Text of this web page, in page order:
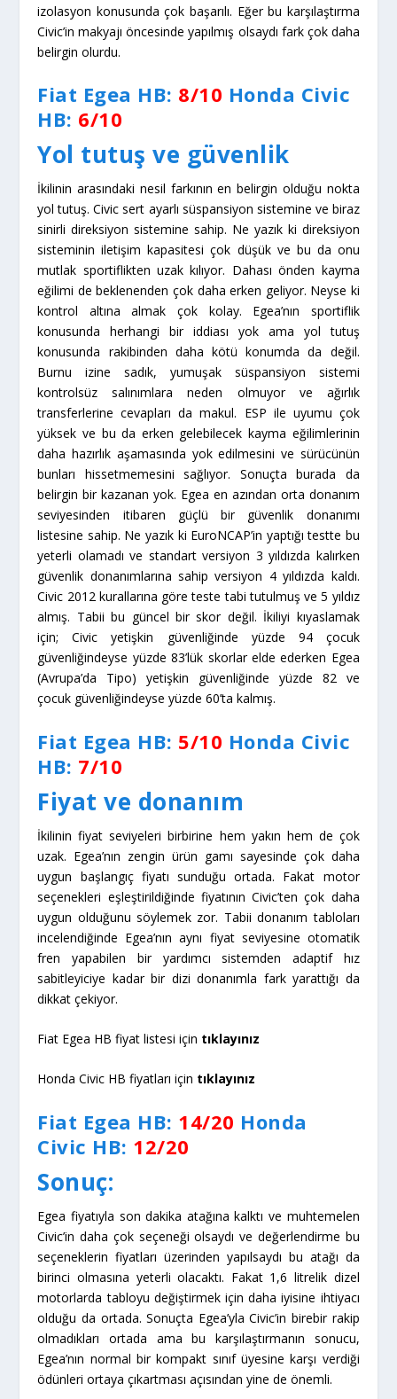
izolasyon konusunda çok başarılı. Eğer bu karşılaştırma
Civic’in makyajı öncesinde yapılmış olsaydı fark çok daha
belirgin olurdu.
Fiat Egea HB: 8/10 Honda Civic
HB: 6/10
Yol tutuş ve güvenlik
İkilinin arasındaki nesil farkının en belirgin olduğu nokta
yol tutuş. Civic sert ayarlı süspansiyon sistemine ve biraz
sinirli direksiyon sistemine sahip. Ne yazık ki direksiyon
sisteminin iletişim kapasitesi çok düşük ve bu da onu
mutlak sportiflikten uzak kılıyor. Dahası önden kayma
eğilimi de beklenenden çok daha erken geliyor. Neyse ki
kontrol altına almak çok kolay. Egea’nın sportiflik
konusunda herhangi bir iddiası yok ama yol tutuş
konusunda rakibinden daha kötü konumda da değil.
Burnu izine sadık, yumuşak süspansiyon sistemi
kontrolsüz salınımlara neden olmuyor ve ağırlık
transferlerine cevapları da makul. ESP ile uyumu çok
yüksek ve bu da erken gelebilecek kayma eğilimlerinin
daha hazırlık aşamasında yok edilmesini ve sürücünün
bunları hissetmemesini sağlıyor. Sonuçta burada da
belirgin bir kazanan yok. Egea en azından orta donanım
seviyesinden itibaren güçlü bir güvenlik donanımı
listesine sahip. Ne yazık ki EuroNCAP’in yaptığı testte bu
yeterli olamadı ve standart versiyon 3 yıldızda kalırken
güvenlik donanımlarına sahip versiyon 4 yıldızda kaldı.
Civic 2012 kurallarına göre teste tabi tutulmuş ve 5 yıldız
almış. Tabii bu güncel bir skor değil. İkiliyi kıyaslamak
için; Civic yetişkin güvenliğinde yüzde 94 çocuk
güvenliğindeyse yüzde 83’lük skorlar elde ederken Egea
(Avrupa’da Tipo) yetişkin güvenliğinde yüzde 82 ve
çocuk güvenliğindeyse yüzde 60’ta kalmış.
Fiat Egea HB: 5/10 Honda Civic
HB: 7/10
Fiyat ve donanım
İkilinin fiyat seviyeleri birbirine hem yakın hem de çok
uzak. Egea’nın zengin ürün gamı sayesinde çok daha
uygun başlangıç fiyatı sunduğu ortada. Fakat motor
seçenekleri eşleştirildiğinde fiyatının Civic’ten çok daha
uygun olduğunu söylemek zor. Tabii donanım tabloları
incelendiğinde Egea’nın aynı fiyat seviyesine otomatik
fren yapabilen bir yardımcı sistemden adaptif hız
sabitleyiciye kadar bir dizi donanımla fark yarattığı da
dikkat çekiyor.
Fiat Egea HB fiyat listesi için tıklayınız
Honda Civic HB fiyatları için tıklayınız
Fiat Egea HB: 14/20 Honda
Civic HB: 12/20
Sonuç:
Egea fiyatıyla son dakika atağına kalktı ve muhtemelen
Civic’in daha çok seçeneği olsaydı ve değerlendirme bu
seçeneklerin fiyatları üzerinden yapılsaydı bu atağı da
birinci olmasına yeterli olacaktı. Fakat 1,6 litrelik dizel
motorlarda tabloyu değiştirmek için daha iyisine ihtiyacı
olduğu da ortada. Sonuçta Egea’yla Civic’in birebir rakip
olmadıkları ortada ama bu karşılaştırmanın sonucu,
Egea’nın normal bir kompakt sınıf üyesine karşı verdiği
ödünleri ortaya çıkartması açısından yine de önemli.